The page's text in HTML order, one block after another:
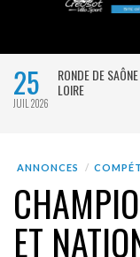
25
JUIL 2026
RONDE DE
LOIRE
ANNONCES
ET